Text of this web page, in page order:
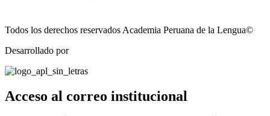
Todos los derechos reservados Academia Peruana de la Lengua©
Desarrollado por
Acceso al correo institucional